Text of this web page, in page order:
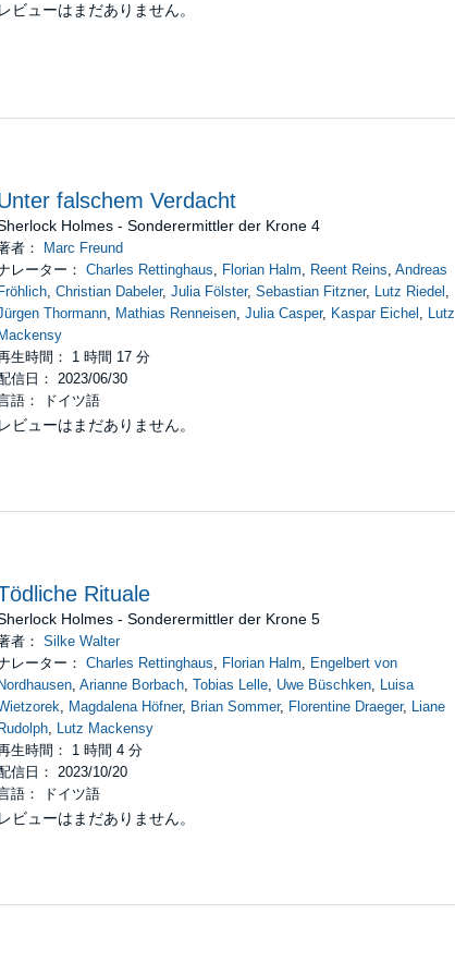
レビューはまだありません。
falschem Verdacht
Holmes - Sonderermittler der Krone 4
者：
Marc Freund
レーター： Charles Rettinghaus, Florian Halm, Reent Reins, Andreas
Fröhlich, Christian Dabeler, Julia Fölster, Sebastian Fitzner, Lutz Riedel ,
Thormann, Mathias Renneisen, Julia Casper, Kaspar Eichel , Lutz
Mackensy
生時間： 1 時間 17 分
信日： 2023/06/30
語： ドイツ語
レビューはまだありません。
Rituale
Holmes - Sonderermittler der Krone 5
者： Silke Walter
レーター： Charles Rettinghaus, Florian Halm, Engelbert von
Nordhausen, Arianne Borbach, Tobias Lelle, Uwe Büschken, Luisa
, Magdalena Höfner, Brian Sommer, Florentine Draeger, Liane
Rudolph, Lutz Mackensy
生時間： 1 時間 4 分
信日： 2023/10/20
語： ドイツ語
レビューはまだありません。